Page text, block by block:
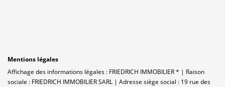
Mentions légales
Affichage des informations légales : FRIEDRICH IMMOBILIER * | Raison
sociale : FRIEDRICH IMMOBILIER SARL | Adresse siège social : 19 rue des